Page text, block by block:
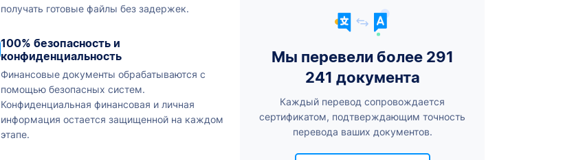
получать готовые файлы без задержек.
100% безопасность и
конфиденциальность
Финансовые документы обрабатываются с
помощью безопасных систем.
Конфиденциальная финансовая и личная
информация остается защищенной на каждом
этапе.
Мы перевели более 291
241 документа
Каждый перевод сопровождается
сертификатом, подтверждающим точность
перевода ваших документов.